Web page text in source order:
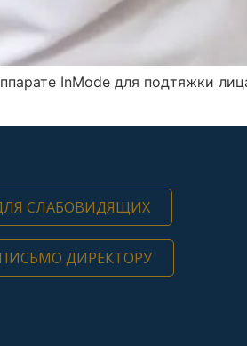
InMode для подтяжки
СЛАБОВИДЯЩИХ
ПИСЬМО ДИРЕКТОРУ